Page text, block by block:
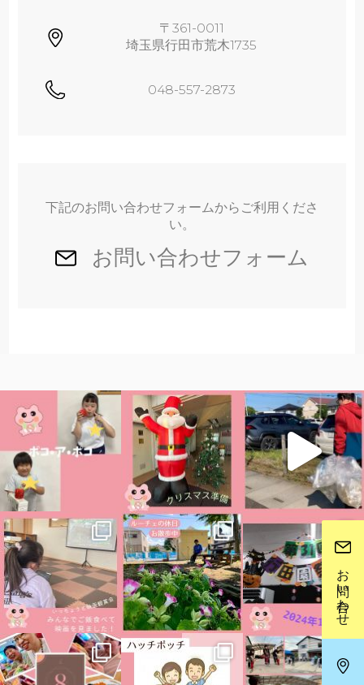
お問い合わせ
〒361-0011
埼玉県行田市荒木1735
048-557-2873
下記のお問い合わせフォームからご利用くださ
い。
お問い合わせフォーム